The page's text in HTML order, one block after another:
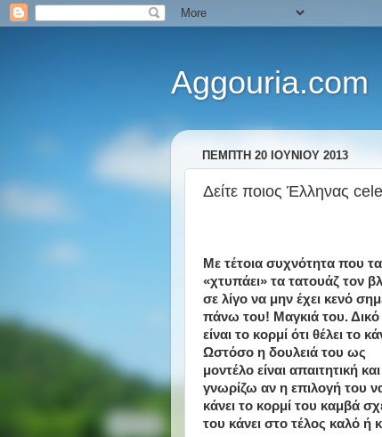
Aggouria.com
ΠΈΜΠΤΗ 20 ΙΟΥΝΊΟΥ 2013
Δείτε ποιος Έλληνας
Με τέτοια συχνότητα που τα
«χτυπάει» τα τατουάζ τον
σε λίγο να μην έχει κενό
πάνω του! Μαγκιά του. Δικό
είναι το κορμί ότι θέλει το
Ωστόσο η δουλειά του ως
μοντέλο είναι απαιτητική
γνωρίζω αν η επιλογή του
κάνει το κορμί του καμβά
του κάνει στο τέλος καλό ή